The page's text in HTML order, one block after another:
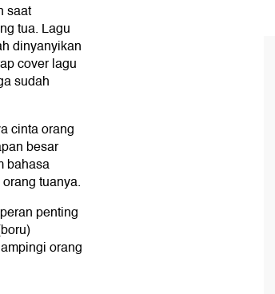
saat
tua. Lagu
dinyanyikan
cover lagu
sudah
cinta orang
besar
bahasa
tuanya.
penting
orang